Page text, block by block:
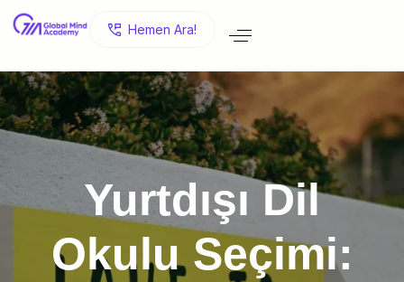
Hemen Ara!
Yurtdışı Dil
Okulu Seçimi: